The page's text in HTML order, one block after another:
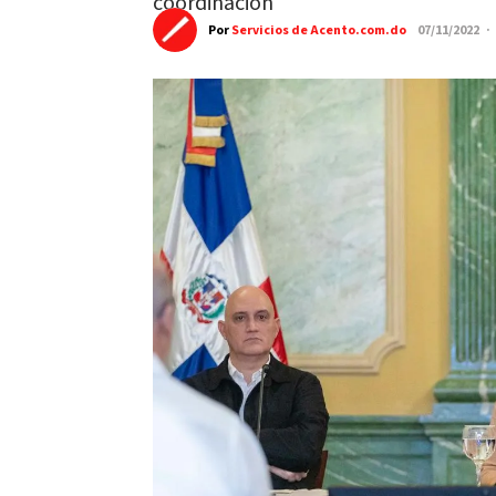
PorServicios de Acento.com.do 07/11/2022 ·